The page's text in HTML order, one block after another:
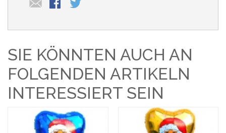
SIE KÖNNTEN AUCH AN
FOLGENDEN ARTIKELN
INTERESSIERT SEIN